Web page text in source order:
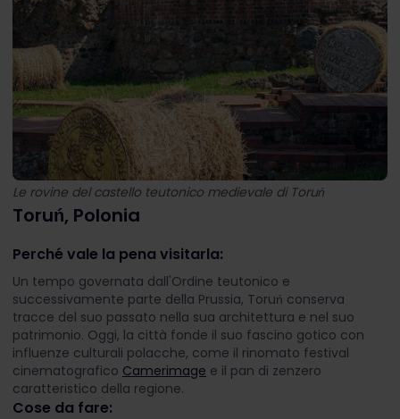
Le rovine del castello teutonico medievale di Toruń
Toruń, Polonia
Perché vale la pena visitarla:
Un tempo governata dall'Ordine teutonico e
successivamente parte della Prussia, Toruń conserva
tracce del suo passato nella sua architettura e nel suo
patrimonio. Oggi, la città fonde il suo fascino gotico con
influenze culturali polacche, come il rinomato festival
cinematografico Camerimage e il pan di zenzero
caratteristico della regione.
Cose da fare: